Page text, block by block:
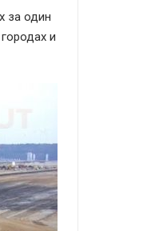
за один
и